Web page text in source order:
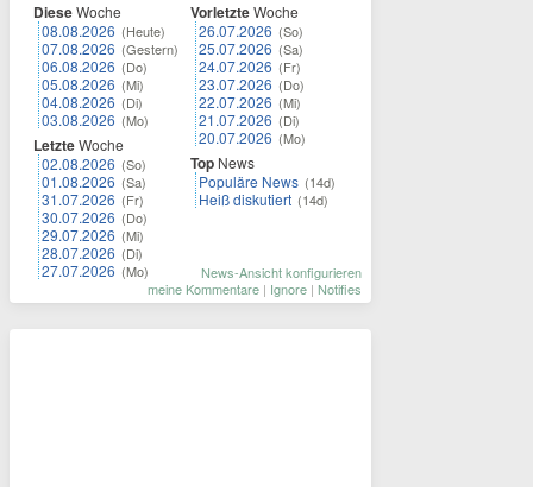
DieseWoche
08.08.2026 (Heute)
07.08.2026 (Gestern)
06.08.2026 (Do)
05.08.2026 (Mi)
04.08.2026 (Di)
03.08.2026 (Mo)
LetzteWoche
02.08.2026 (So)
01.08.2026 (Sa)
31.07.2026 (Fr)
30.07.2026 (Do)
29.07.2026 (Mi)
28.07.2026 (Di)
27.07.2026 (Mo)
VorletzteWoche
26.07.2026 (So)
25.07.2026 (Sa)
24.07.2026 (Fr)
23.07.2026 (Do)
22.07.2026 (Mi)
21.07.2026 (Di)
20.07.2026 (Mo)
Top News
Populäre News (14d)
Heiß diskutiert (14d)
News-Ansicht konfigurieren
meine Kommentare | Ignore | Notifies